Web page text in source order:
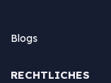
Blogs
RECHTLICHES